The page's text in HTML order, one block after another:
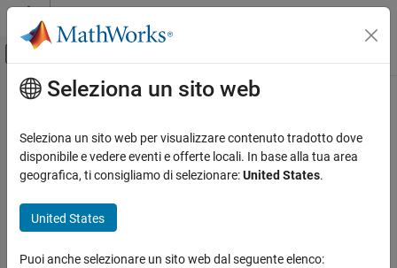
Vai al contenuto
Attiva/disattiva menu di navigazione
Pagina iniziale della documentazione
Contenuto principale
How useful was this information?
Seleziona un sito web
Seleziona un sito web per visualizzare contenuto tradotto dove
disponibile e vedere eventi e offerte locali. In base alla tua area
geografica, ti consigliamo di selezionare:United States.
United States
Puoi anche selezionare un sito web dal seguente elenco: